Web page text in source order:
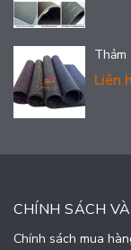
Liên
CHÍNH SÁCH
Chính sách mua